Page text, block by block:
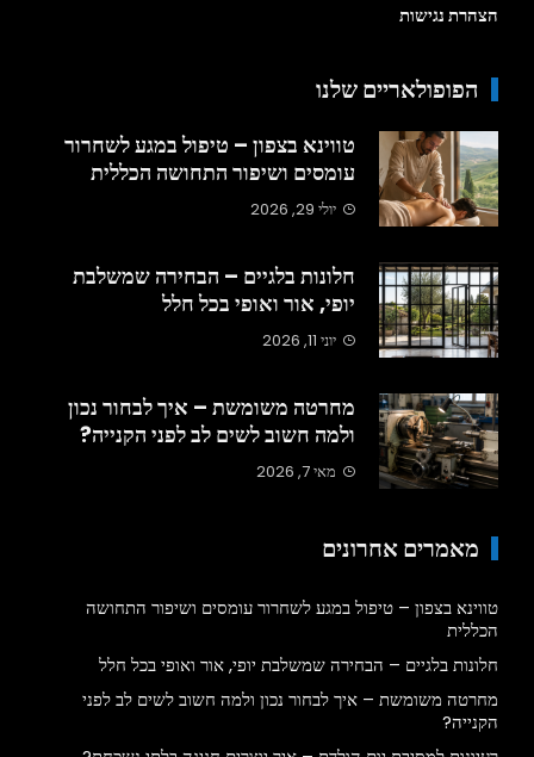
הצהרת נגישות
הפופולאריים שלנו
טווינא בצפון – טיפול במגע לשחרור
עומסים ושיפור התחושה הכללית
יולי 29, 2026
חלונות בלגיים – הבחירה שמשלבת
יופי, אור ואופי בכל חלל
יוני 11, 2026
מחרטה משומשת – איך לבחור נכון
ולמה חשוב לשים לב לפני הקנייה?
מאי 7, 2026
מאמרים אחרונים
טווינא בצפון – טיפול במגע לשחרור עומסים ושיפור התחושה
הכללית
חלונות בלגיים – הבחירה שמשלבת יופי, אור ואופי בכל חלל
מחרטה משומשת – איך לבחור נכון ולמה חשוב לשים לב לפני
הקנייה?